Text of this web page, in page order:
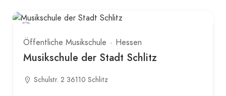
Öffentliche Musikschule Hessen
Musikschule der Stadt Schlitz
Schulstr. 2 36110 Schlitz